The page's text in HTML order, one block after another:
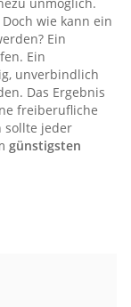
wie kann ein
Ein
Ein
unverbindlich
Das Ergebnis
freiberufliche
sollte jeder
günstigsten